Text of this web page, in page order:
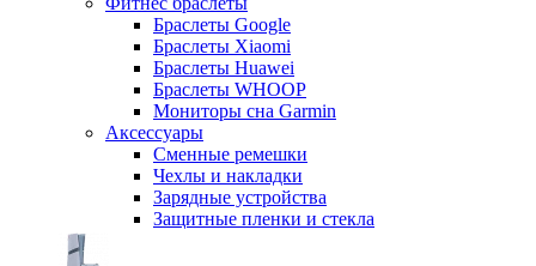
Браслеты Google
Браслеты Xiaomi
Браслеты Huawei
Браслеты WHOOP
Мониторы сна Garmin
Аксессуары
Сменные ремешки
Чехлы и накладки
Зарядные устройства
Защитные пленки и стекла